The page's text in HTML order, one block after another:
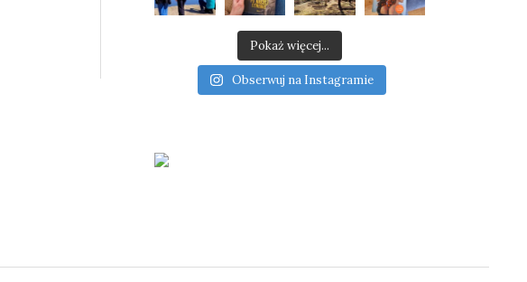
Pokaż więcej...
Obserwuj na Instagramie